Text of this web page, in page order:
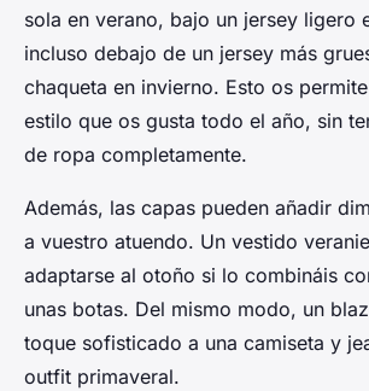
sola en verano, bajo un jersey ligero
incluso debajo de un jersey más
chaqueta en invierno. Esto os
estilo que os gusta todo el año, sin
de ropa completamente.
Además, las capas pueden añadir
a vuestro atuendo. Un vestido
adaptarse al otoño si lo combináis
unas botas. Del mismo modo, un
toque sofisticado a una camiseta y
outfit primaveral.